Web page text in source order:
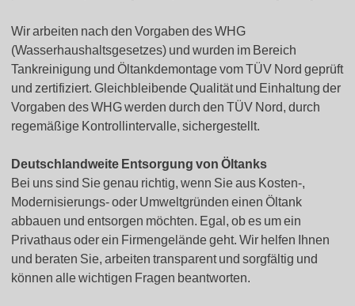
Wir arbeiten nach den Vorgaben des WHG
(Wasserhaushaltsgesetzes) und wurden im Bereich
Tankreinigung und Öltankdemontage vom TÜV Nord geprüft
und zertifiziert. Gleichbleibende Qualität und Einhaltung der
Vorgaben des WHG werden durch den TÜV Nord, durch
regemäßige Kontrollintervalle, sichergestellt.
Deutschlandweite Entsorgung von Öltanks
Bei uns sind Sie genau richtig, wenn Sie aus Kosten-,
Modernisierungs- oder Umweltgründen einen Öltank
abbauen und entsorgen möchten. Egal, ob es um ein
Privathaus oder ein Firmengelände geht. Wir helfen Ihnen
und beraten Sie, arbeiten transparent und sorgfältig und
können alle wichtigen Fragen beantworten.